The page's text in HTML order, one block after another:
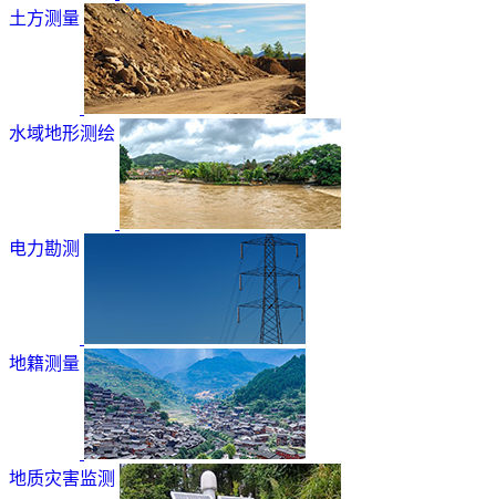
土方测量
水域地形测绘
电力勘测
地籍测量
地质灾害监测